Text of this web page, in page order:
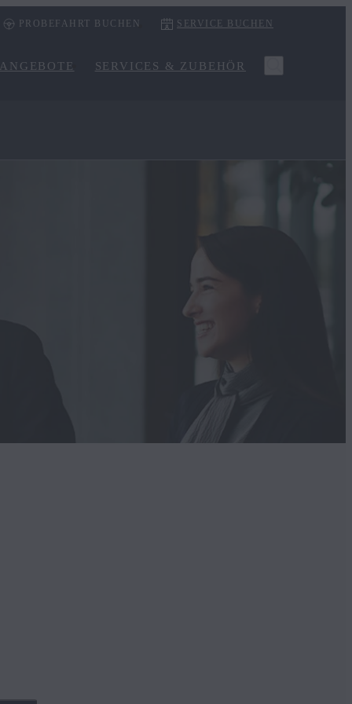
PROBEFAHRT BUCHEN SERVICE BUCHEN
ANGEBOTE SERVICES & ZUBEHÖR